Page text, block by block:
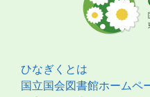
ひなぎくとは
国立国会図書館ホームペ